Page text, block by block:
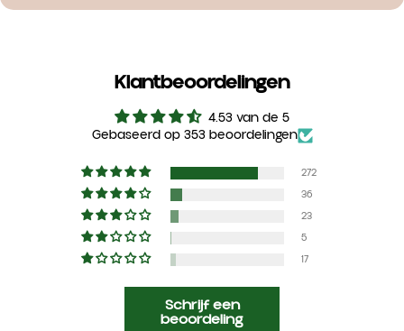
Klantbeoordelingen
4.53 van de 5
Gebaseerd op 353 beoordelingen
272
36
23
5
17
Schrijf een
beoordeling